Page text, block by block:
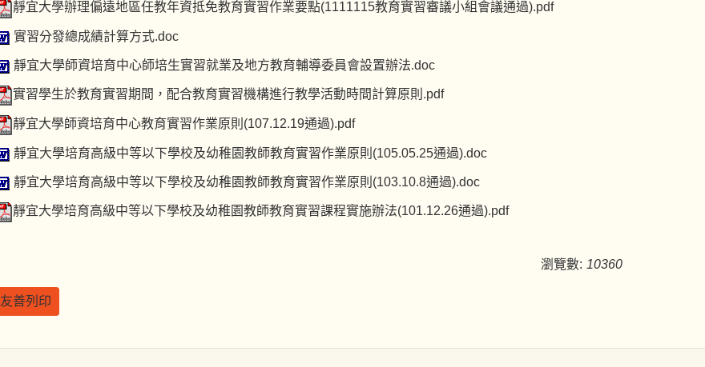
靜宜大學辦理偏遠地區任教年資抵免教育實習作業要點(1111115教育實習審議小組會議通過).pdf
實習分發總成績計算方式.doc
靜宜大學師資培育中心師培生實習就業及地方教育輔導委員會設置辦法.doc
實習學生於教育實習期間，配合教育實習機構進行教學活動時間計算原則.pdf
靜宜大學師資培育中心教育實習作業原則(107.12.19通過).pdf
靜宜大學培育高級中等以下學校及幼稚園教師教育實習作業原則(105.05.25通過).doc
靜宜大學培育高級中等以下學校及幼稚園教師教育實習作業原則(103.10.8通過).doc
靜宜大學培育高級中等以下學校及幼稚園教師教育實習課程實施辦法(101.12.26通過).pdf
瀏覽數: 10360
友善列印